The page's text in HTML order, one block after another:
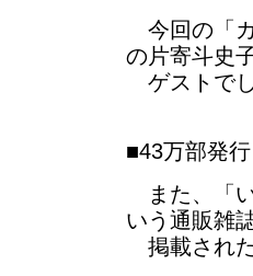
今回の「
の片寄斗史
ゲストでし
■43万部発
また、「
いう通販雑
掲載され